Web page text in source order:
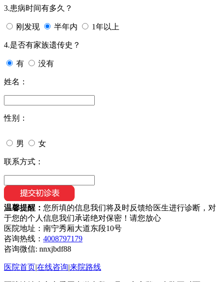
3.患病时间有多久？
刚发现 半年内 1年以上
4.是否有家族遗传史？
有 没有
姓名：
性别：
男 女
联系方式：
温馨提醒： 您所填的信息我们将及时反馈给医生进行诊断，对
于您的个人信息我们承诺绝对保密！请您放心
医院地址：南宁秀厢大道东段10号
咨询热线： 4008797179
咨询微信: nnxjbdf88
医院首页|在线咨询|来院路线